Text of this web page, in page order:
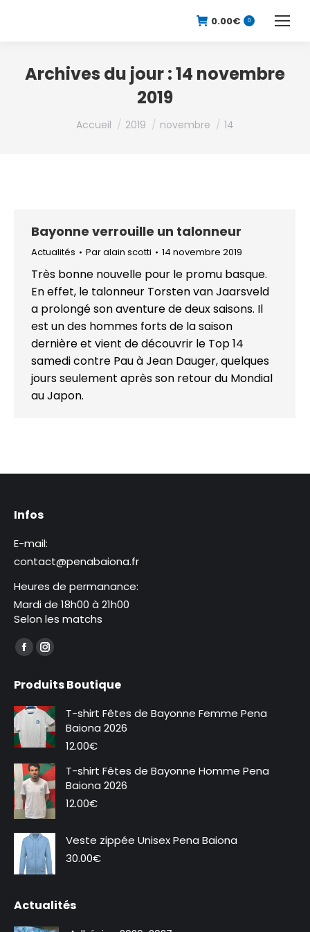
0.00€ 0
Archives du jour :14 novembre
2019
Vous êtes ici :
Accueil 2019 novembre 14
Bayonne verrouille un talonneur
Actualités Paralain scotti 14 novembre 2019
Très bonne nouvelle pour le promu basque.
En effet, le talonneur Torsten van Jaarsveld
a prolongé son aventure de deux saisons. Il
est un des hommes forts de la saison
dernière et vient de découvrir le Top 14
samedi contre Pau à Jean Dauger, quelques
jours seulement après son retour du Mondial
au Japon.
Infos
E-mail:
contact@penabaiona.fr
Heures de permanance:
Mardi de 18h00 à 21h00
Selon les matchs
Trouvez nous sur :
La
Facebook
s'ouvre
dans
une
nouvelle
fenêtre
La
Instagram
s'ouvre
dans
une
nouvelle
fenêtre
Produits Boutique
T-shirt Fêtes de Bayonne Femme Pena
Baiona 2026
12.00€
T-shirt Fêtes de Bayonne Homme Pena
Baiona 2026
12.00€
NouveautéVeste zippée Unisex Pena Baiona
30.00€
Actualités